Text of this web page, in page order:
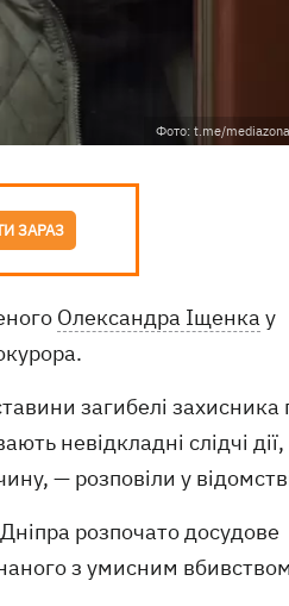
Фото: t.me/
ЗАРАЗ
Олександра Іщенка у
загибелі захисника
невідкладні слідчі дії,
— розповіли у
розпочато досудове
з умисним